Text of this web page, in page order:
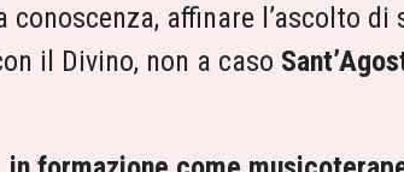
affinare l’ascolto di
il Divino, non a caso